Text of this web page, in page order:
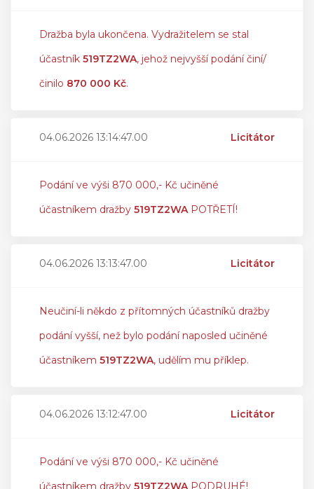
Dražba byla ukončena. Vydražitelem se stal
účastník 519TZ2WA, jehož nejvyšší podání činí/
činilo 870 000 Kč.
04.06.2026 13:14:47.00 Licitátor
Podání ve výši 870 000,- Kč učiněné
účastníkem dražby 519TZ2WAPOTŘETÍ!
04.06.2026 13:13:47.00 Licitátor
Neučiní-li někdo z přítomných účastníků dražby
podání vyšší, než bylo podání naposled učiněné
účastníkem 519TZ2WA, udělím mu příklep.
04.06.2026 13:12:47.00 Licitátor
Podání ve výši 870 000,- Kč učiněné
účastníkem dražby 519TZ2WA PODRUHÉ!